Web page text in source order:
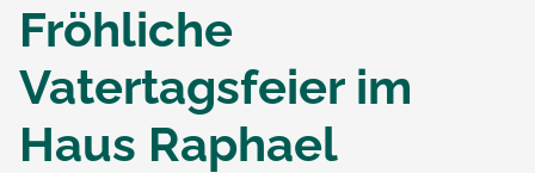
Fröhliche
Vatertagsfeier im
Haus Raphael